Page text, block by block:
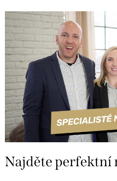
Najděte perfektní